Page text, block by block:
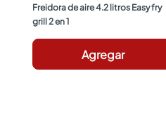
Freidora de aire 4.2 litros Easy fry
grill 2 en 1
Agregar